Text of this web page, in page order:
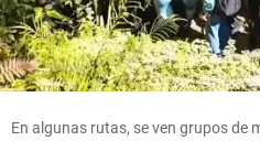
En algunas rutas, se ven grupos de